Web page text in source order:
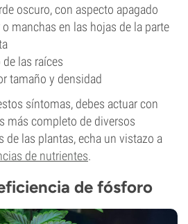
oscuro, con aspecto apagado
manchas en las hojas de la parte
las raíces
tamaño y densidad
síntomas, debes actuar con
más completo de diversos
de las plantas, echa un vistazo a
de nutrientes.
de fósforo